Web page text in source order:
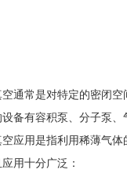
通常是对特定的密闭空
备有容积泵、分子泵、
应用是指利用稀薄气体
用十分广泛：